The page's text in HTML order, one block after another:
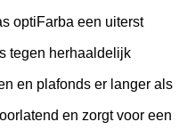
optiFarba een uiterst
tegen herhaaldelijk
en plafonds er langer als
en zorgt voor een